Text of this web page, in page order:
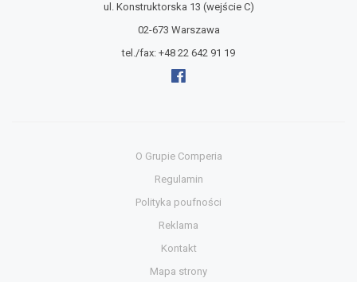
ul. Konstruktorska 13 (wejście C)
02-673 Warszawa
tel./fax: +48 22 642 91 19
O Grupie Comperia
Regulamin
Polityka poufności
Reklama
Kontakt
Mapa strony